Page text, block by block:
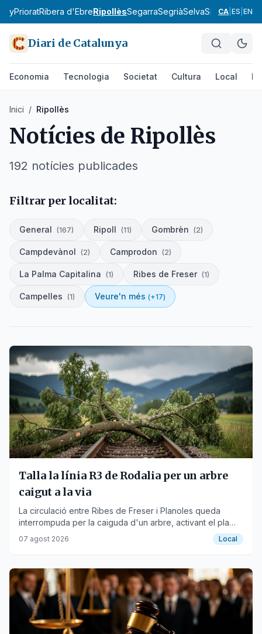
PrioratRibera d'EbreRipollèsSegarraSegriàSelvaSolsonès
CA ES EN
Diari de Catalunya
Economia Tecnologia Societat Cultura Local
Inici / Ripollès
Notícies de Ripollès
192 notícies publicades
Filtrar per localitat:
General (167) Ripoll (11) Gombrèn (2)
Campdevànol (2) Camprodon (2)
La Palma Capitalina (1) Ribes de Freser (1)
Campelles (1) Veure'n més (+17)
Talla la línia R3 de Rodalia per un arbre
caigut a la via
La circulació entre Ribes de Freser i Planoles queda
interrompuda per la caiguda d'un arbre, activant el pla
Ferrocat per prealerta.
07 agost 2026 Local